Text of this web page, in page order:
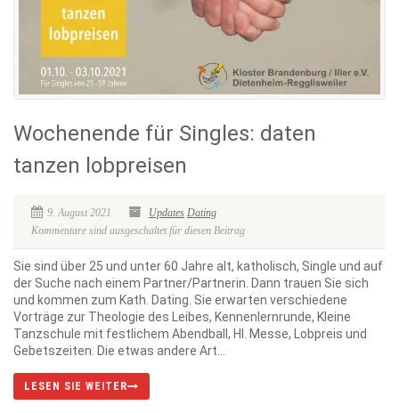
Wochenende für Singles: daten
tanzen lobpreisen
9. August 2021 Updates Dating
Kommentare sind ausgeschaltet für diesen Beitrag
Sie sind über 25 und unter 60 Jahre alt, katholisch, Single und auf
der Suche nach einem Partner/Partnerin. Dann trauen Sie sich
und kommen zum Kath. Dating. Sie erwarten verschiedene
Vorträge zur Theologie des Leibes, Kennenlernrunde, Kleine
Tanzschule mit festlichem Abendball, Hl. Messe, Lobpreis und
Gebetszeiten. Die etwas andere Art...
LESEN SIE WEITER